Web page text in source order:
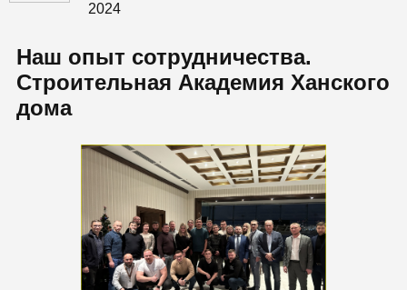
2024
Наш опыт сотрудничества.
Строительная Академия Ханского
дома